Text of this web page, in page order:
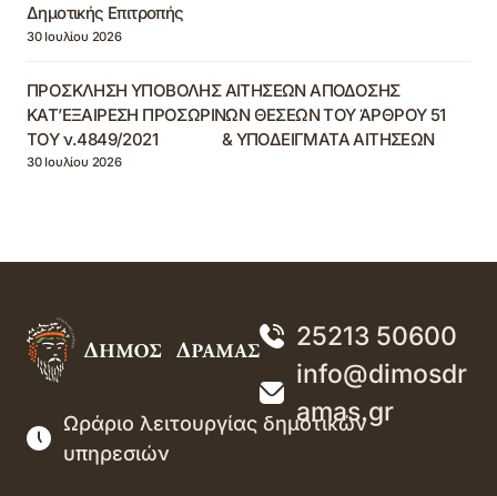
Δημοτικής Επιτροπής
30 Ιουλίου 2026
ΠΡΟΣΚΛΗΣΗ ΥΠΟΒΟΛΗΣ ΑΙΤΗΣΕΩΝ ΑΠΟΔΟΣΗΣ
ΚΑΤ’ΕΞΑΙΡΕΣΗ ΠΡΟΣΩΡΙΝΩΝ ΘΕΣΕΩΝ ΤΟΥ ΆΡΘΡΟΥ 51
ΤΟΥ ν.4849/2021 & ΥΠΟΔΕΙΓΜΑΤΑ ΑΙΤΗΣΕΩΝ
30 Ιουλίου 2026
25213 50600
info@dimosdr
amas.gr
Ωράριο λειτουργίας δημοτικών
υπηρεσιών